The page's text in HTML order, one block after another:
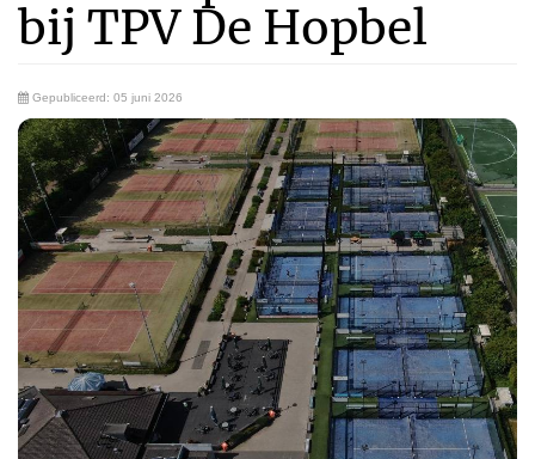
bij TPV De Hopbel
Gepubliceerd: 05 juni 2026